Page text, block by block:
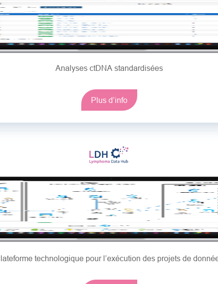
Analyses ctDNA standardisées
Plus d’info
technologique pour l’exécution des projets de